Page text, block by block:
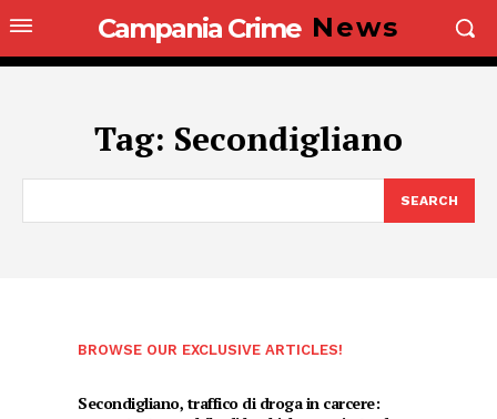
Campania Crime News
Tag: Secondigliano
SEARCH
BROWSE OUR EXCLUSIVE ARTICLES!
Secondigliano, traffico di droga in carcere: